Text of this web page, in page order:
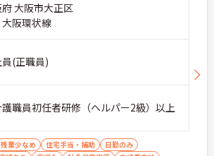
大阪市大正区
大阪環状線
(正職員)
職員初任者研修（ヘルパー2級）以上
残業少なめ 住宅手当・補助
日勤のみ